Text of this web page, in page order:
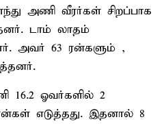
அணி வீரர்கள் சிறப்பாக
டாம் லாதம்
அவர் 63 ரன்களும் ,
16.2 ஓவர்களில் 2
எடுத்தது. இதனால் 8